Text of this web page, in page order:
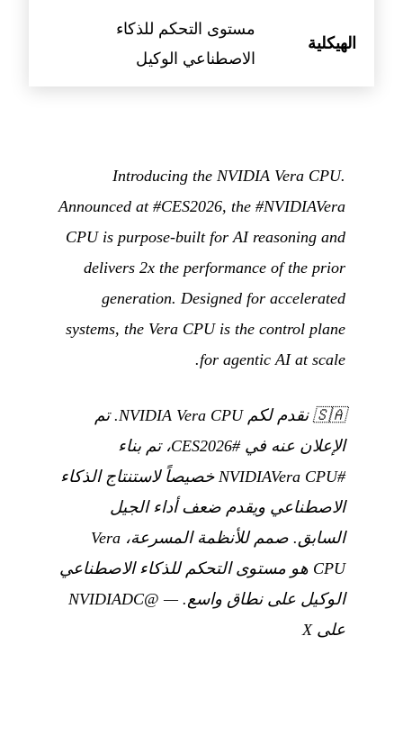
الهيكلية
مستوى التحكم للذكاء
الاصطناعي الوكيل
Introducing the NVIDIA Vera CPU.
Announced at #CES2026, the #NVIDIAVera
CPU is purpose-built for AI reasoning and
delivers 2x the performance of the prior
generation. Designed for accelerated
systems, the Vera CPU is the control plane
for agentic AI at scale.
🇸🇦
نقدم لكم NVIDIA Vera CPU. تم
الإعلان عنه في #CES2026، تم بناء
#NVIDIAVera CPU خصيصاً لاستنتاج الذكاء
الاصطناعي ويقدم ضعف أداء الجيل
السابق. صمم للأنظمة المسرعة، Vera
CPU هو مستوى التحكم للذكاء الاصطناعي
الوكيل على نطاق واسع. —
@NVIDIADC
على X